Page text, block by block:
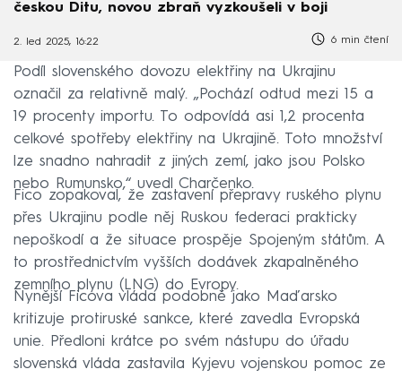
českou Ditu, novou zbraň vyzkoušeli v boji
2. led 2025, 16:22 6 min čtení
Podíl slovenského dovozu elektřiny na Ukrajinu
označil za relativně malý. „Pochází odtud mezi 15 a
19 procenty importu. To odpovídá asi 1,2 procenta
celkové spotřeby elektřiny na Ukrajině. Toto množství
lze snadno nahradit z jiných zemí, jako jsou Polsko
nebo Rumunsko,“ uvedl Charčenko.
Fico zopakoval, že zastavení přepravy ruského plynu
přes Ukrajinu podle něj Ruskou federaci prakticky
nepoškodí a že situace prospěje Spojeným státům. A
to prostřednictvím vyšších dodávek zkapalněného
zemního plynu (LNG) do Evropy.
Nynější Ficova vláda podobně jako Maďarsko
kritizuje protiruské sankce, které zavedla Evropská
unie. Předloni krátce po svém nástupu do úřadu
slovenská vláda zastavila Kyjevu vojenskou pomoc ze